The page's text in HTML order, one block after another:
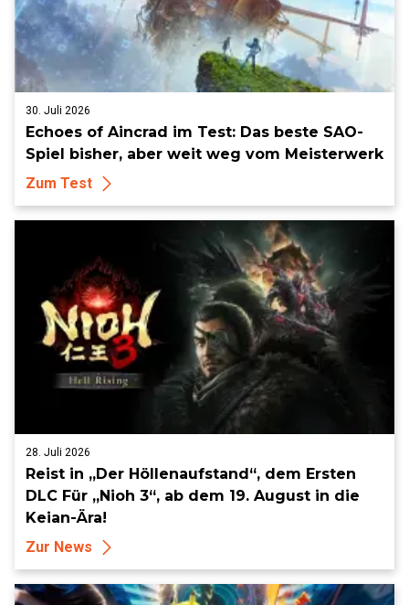
30. Juli 2026
Echoes of Aincrad im Test: Das beste SAO-
Spiel bisher, aber weit weg vom Meisterwerk
Zum Test
28. Juli 2026
Reist in „Der Höllenaufstand“, dem Ersten
DLC Für „Nioh 3“, ab dem 19. August in die
Keian-Ära!
Zur News